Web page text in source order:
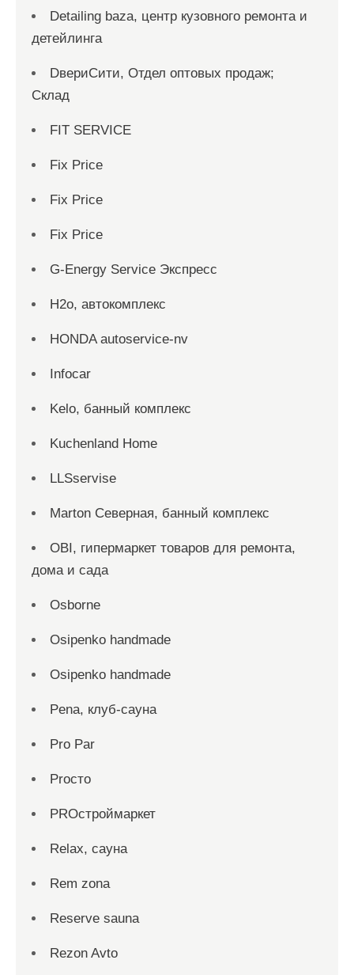
Detailing baza, центр кузовного ремонта и
детейлинга
DвериСити, Отдел оптовых продаж;
Склад
FIT SERVICE
Fix Price
Fix Price
Fix Price
G-Energy Service Экспресс
H2о, автокомплекс
HONDA autoservice-nv
Infocar
Kelo, банный комплекс
Kuchenland Home
LLSservise
Marton Северная, банный комплекс
OBI, гипермаркет товаров для ремонта,
дома и сада
Osborne
Osipenko handmade
Osipenko handmade
Pena, клуб-сауна
Pro Par
Proсто
PROстроймаркет
Relax, сауна
Rem zona
Reserve sauna
Rezon Avto